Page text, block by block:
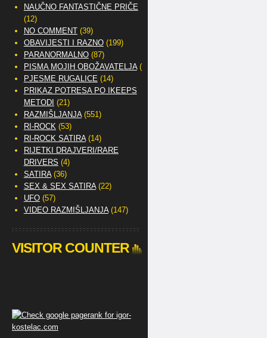
NAUČNO FANTASTIČNE PRIČE
(12)
NO COMMENT(39)
OBAVIJESTI I RAZNO(199)
PARANORMALNO(87)
PISMA MOJIH OBOŽAVATELJA(2)
PJESME RUGALICE (14)
PRIKAZ POTRESA PO IKEEPS
METODI (21)
RAZMIŠLJANJA(551)
RI-ROCK(53)
RI-ROCK SATIRA(14)
RIJETKI DRAJVERI/RARE
DRIVERS (4)
SATIRA(36)
SEX & SEX SATIRA(22)
UFO(57)
VIDEO RAZMIŠLJANJA(147)
VISITOR COUNTER